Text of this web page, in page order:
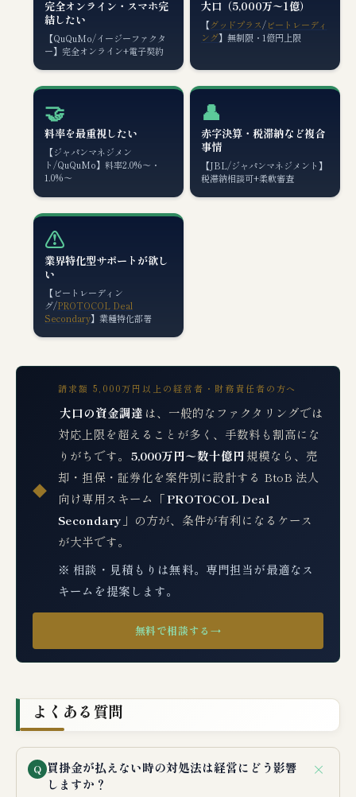
完全オンライン・スマホ完
結したい
【QuQuMo/イージーファクタ
ー】完全オンライン+電子契約
大口（5,000万〜1億）
【グッドプラス/ビートレーディ
ング】無制限・1億円上限
🤝
料率を最重視したい
【ジャパンマネジメン
ト/QuQuMo】料率2.0%〜・
1.0%〜
👤
赤字決算・税滞納など複合
事情
【JBL/ジャパンマネジメント】
税滞納相談可+柔軟審査
⚠️
業界特化型サポートが欲し
い
【ビートレーディン
グ/PROTOCOL Deal
Secondary】業種特化部署
◆
請求額 5,000万円以上の経営者・財務責任者の方へ
大口の資金調達 は、一般的なファクタリングでは
対応上限を超えることが多く、手数料も割高にな
りがちです。 5,000万円〜数十億円規模なら、売
却・担保・証券化を案件別に設計する BtoB 法人
向け専用スキーム「PROTOCOL Deal
Secondary 」の方が、条件が有利になるケース
が大半です。
※ 相談・見積もりは無料。専門担当が最適なス
キームを提案します。
無料で相談する →
よくある質問
Q 買掛金が払えない時の対処法は経営にどう影響
しますか？
＋